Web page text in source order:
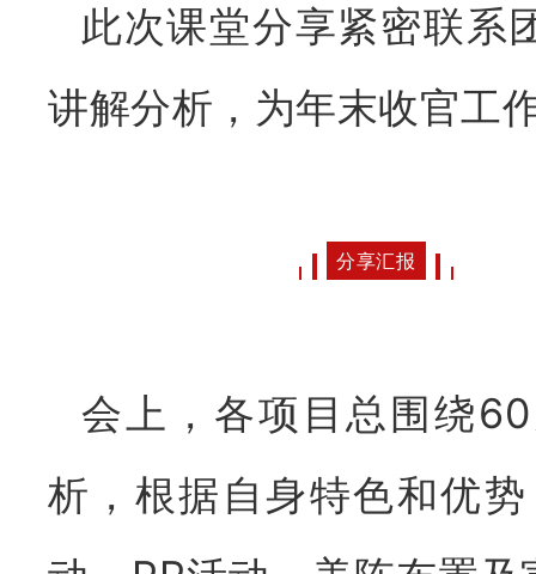
此次课堂分享紧密联系
讲解分析，为年末收官工
分享汇报
会上，各项目总围绕
析，根据自身特色和优